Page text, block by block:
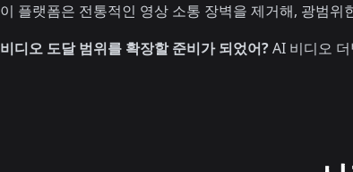
이 플랫폼은 전통적인 영상 소통 장벽을 제거해, 광범
비디오 도달 범위를 확장할 준비가 되었어?AI 비디오